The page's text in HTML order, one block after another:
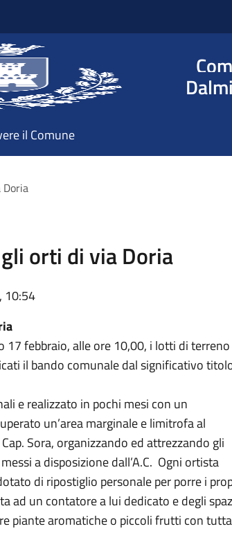
il Comune
orti di via Doria
10:54
febbraio, alle ore 10,00, i lotti di terreno
il bando comunale dal significativo
e realizzato in pochi mesi con un
un’area marginale e limitrofa al
Sora, organizzando ed attrezzando gli
a disposizione dall’A.C. Ogni ortista
di ripostiglio personale per porre i
ad un contatore a lui dedicato e degli
piante aromatiche o piccoli frutti con tutta